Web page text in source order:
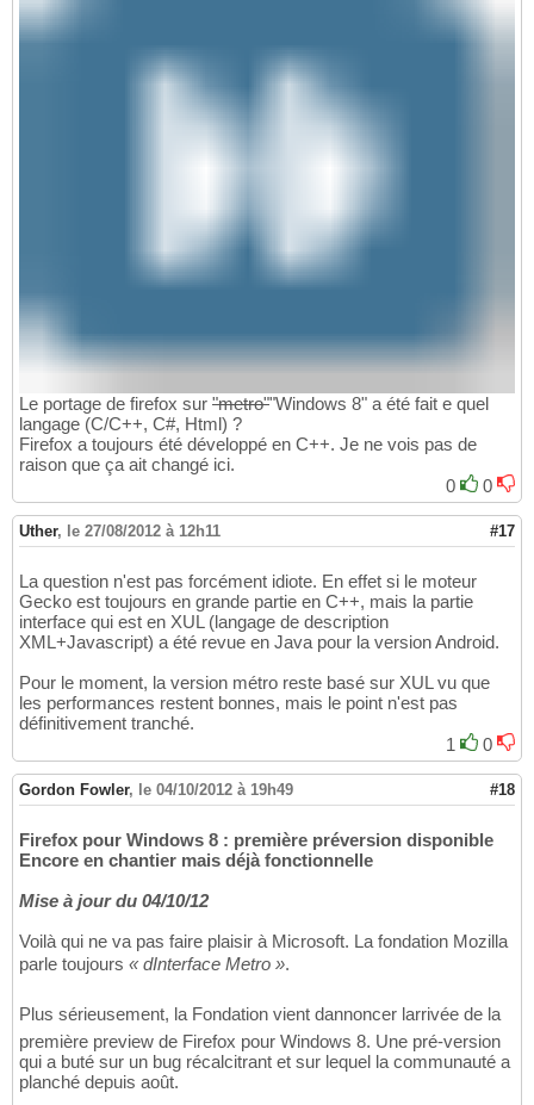
Le portage de firefox sur "metro""Windows 8" a été fait e quel
langage (C/C++, C#, Html) ?
Firefox a toujours été développé en C++. Je ne vois pas de
raison que ça ait changé ici.
0
0
Uther, le 27/08/2012 à 12h11 #17
La question n'est pas forcément idiote. En effet si le moteur
Gecko est toujours en grande partie en C++, mais la partie
interface qui est en XUL (langage de description
XML+Javascript) a été revue en Java pour la version Android.
Pour le moment, la version métro reste basé sur XUL vu que
les performances restent bonnes, mais le point n'est pas
définitivement tranché.
1
0
Gordon Fowler, le 04/10/2012 à 19h49 #18
Firefox pour Windows 8 : première préversion disponible
Encore en chantier mais déjà fonctionnelle
Mise à jour du 04/10/12
Voilà qui ne va pas faire plaisir à Microsoft. La fondation Mozilla
parle toujours « dInterface Metro ».
Plus sérieusement, la Fondation vient dannoncer larrivée de la
première preview de Firefox pour Windows 8. Une pré-version
qui a buté sur un bug récalcitrant et sur lequel la communauté a
planché depuis août.